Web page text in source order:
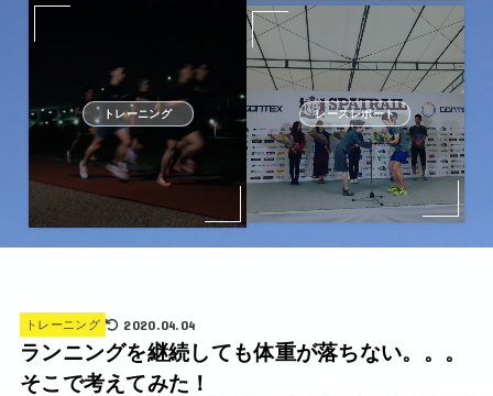
トレーニング レースレポート
トレーニング 2020.04.04
ランニングを継続しても体重が落ちない。。。
そこで考えてみた！